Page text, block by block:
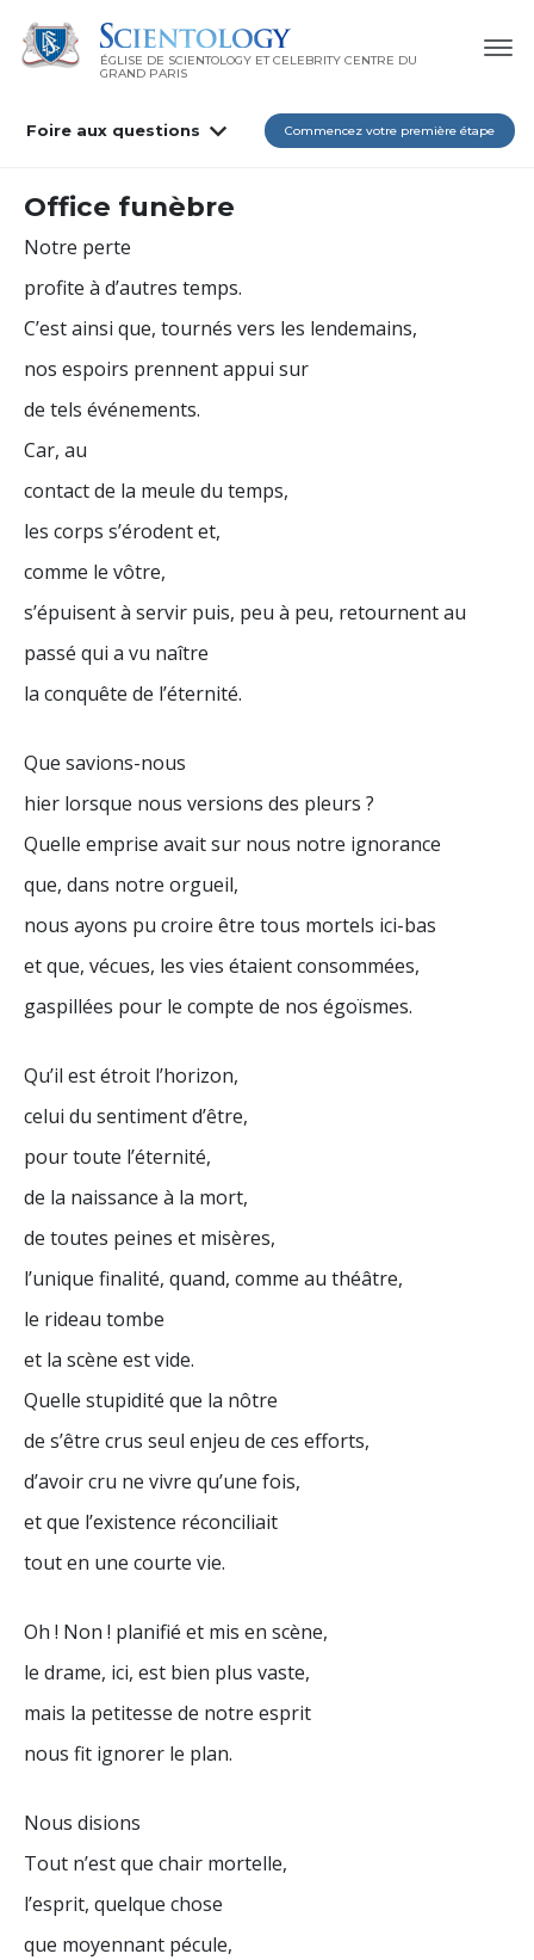
ÉGLISE DE SCIENTOLOGY ET CELEBRITY CENTRE DU
GRAND PARIS
Foire aux questions Commencez votre première étape
Office funèbre
Notre perte
profite à d’autres temps.
C’est ainsi que, tournés vers les lendemains,
nos espoirs prennent appui sur
de tels événements.
Car, au
contact de la meule du temps,
les corps s’érodent et,
comme le vôtre,
s’épuisent à servir puis, peu à peu, retournent au
passé qui a vu naître
la conquête de l’éternité.
Que savions-nous
hier lorsque nous versions des pleurs ?
Quelle emprise avait sur nous notre ignorance
que, dans notre orgueil,
nous ayons pu croire être tous mortels ici-bas
et que, vécues, les vies étaient consommées,
gaspillées pour le compte de nos égoïsmes.
Qu’il est étroit l’horizon,
celui du sentiment d’être,
pour toute l’éternité,
de la naissance à la mort,
de toutes peines et misères,
l’unique finalité, quand, comme au théâtre,
le rideau tombe
et la scène est vide.
Quelle stupidité que la nôtre
de s’être crus seul enjeu de ces efforts,
d’avoir cru ne vivre qu’une fois,
et que l’existence réconciliait
tout en une courte vie.
Oh ! Non ! planifié et mis en scène,
le drame, ici, est bien plus vaste,
mais la petitesse de notre esprit
nous fit ignorer le plan.
Nous disions
Tout n’est que chair mortelle,
l’esprit, quelque chose
que moyennant pécule,